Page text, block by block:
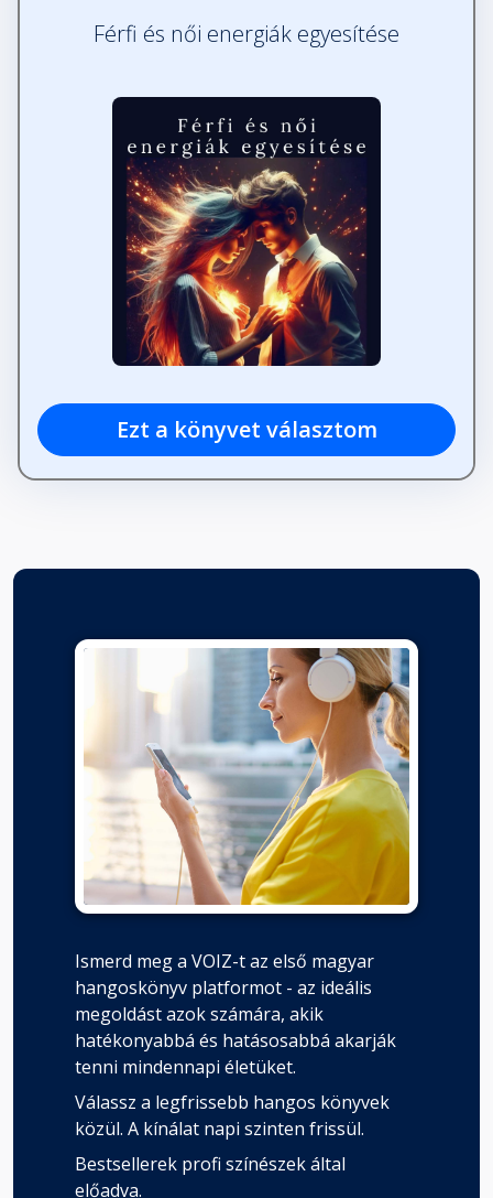
Férfi és női energiák egyesítése
Ezt a könyvet választom
Ismerd meg a VOIZ-t az első magyar
hangoskönyv platformot - az ideális
megoldást azok számára, akik
hatékonyabbá és hatásosabbá akarják
tenni mindennapi életüket.
Válassz a legfrissebb hangos könyvek
közül. A kínálat napi szinten frissül.
Bestsellerek profi színészek által
előadva.